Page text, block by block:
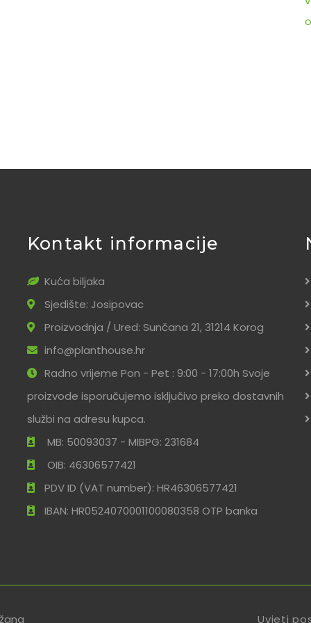
Kontakt informacije
Kuća biljaka
Sjedište: Josipovac
Proizvodnja / Ured: Sunčana 21, 31214 Korog
info@planthouse.hr
Radno vrijeme Pon - Pet : 9:00 - 17:00h Svoje
proizvode isporučujemo isključivo preko dostavnih
službi na adresu kupca.
MB: 50093037 - MIBPG: 231684
OIB: 46306577421
PDV ID (VAT number): HR46306577421
IBAN: HR0524070001100080358 OTP banka
Uvjeti